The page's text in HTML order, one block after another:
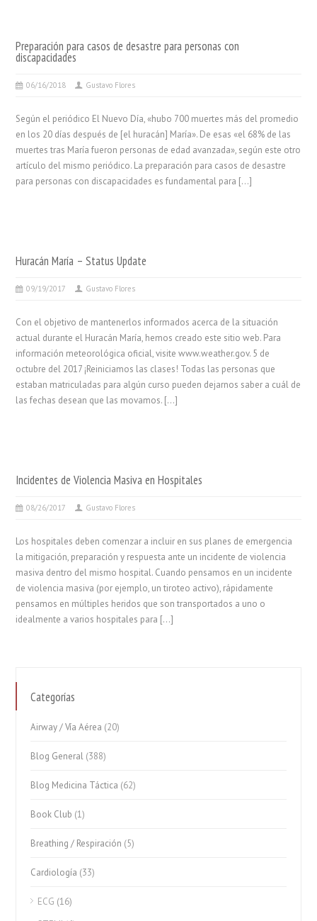
Preparación para casos de desastre para personas con
discapacidades
06/16/2018 Gustavo Flores
Según el periódico El Nuevo Día, «hubo 700 muertes más del promedio
en los 20 días después de [el huracán] María». De esas «el 68% de las
muertes tras María fueron personas de edad avanzada», según este otro
artículo del mismo periódico. La preparación para casos de desastre
para personas con discapacidades es fundamental para […]
Huracán María – Status Update
09/19/2017 Gustavo Flores
Con el objetivo de mantenerlos informados acerca de la situación
actual durante el Huracán María, hemos creado este sitio web. Para
información meteorológica oficial, visite www.weather.gov. 5 de
octubre del 2017 ¡Reiniciamos las clases! Todas las personas que
estaban matriculadas para algún curso pueden dejarnos saber a cuál de
las fechas desean que las movamos. […]
Incidentes de Violencia Masiva en Hospitales
08/26/2017 Gustavo Flores
Los hospitales deben comenzar a incluir en sus planes de emergencia
la mitigación, preparación y respuesta ante un incidente de violencia
masiva dentro del mismo hospital. Cuando pensamos en un incidente
de violencia masiva (por ejemplo, un tiroteo activo), rápidamente
pensamos en múltiples heridos que son transportados a uno o
idealmente a varios hospitales para […]
Categorías
Airway / Vía Aérea (20)
Blog General (388)
Blog Medicina Táctica (62)
Book Club (1)
Breathing / Respiración (5)
Cardiología (33)
ECG (16)